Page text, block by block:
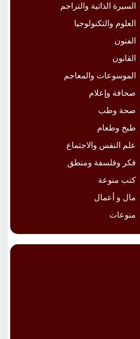
السيرة الذاتية والتراجم
العلوم والتكنولوجيا
الفنون
القانون
الموسوعات والمعاجم
صحافة وإعلام
صحة وطب
طبخ وطعام
علم النفس والاجتماع
فكر وفلسفة ومنطق
كتب منوعة
مال و أعمال
منوعات